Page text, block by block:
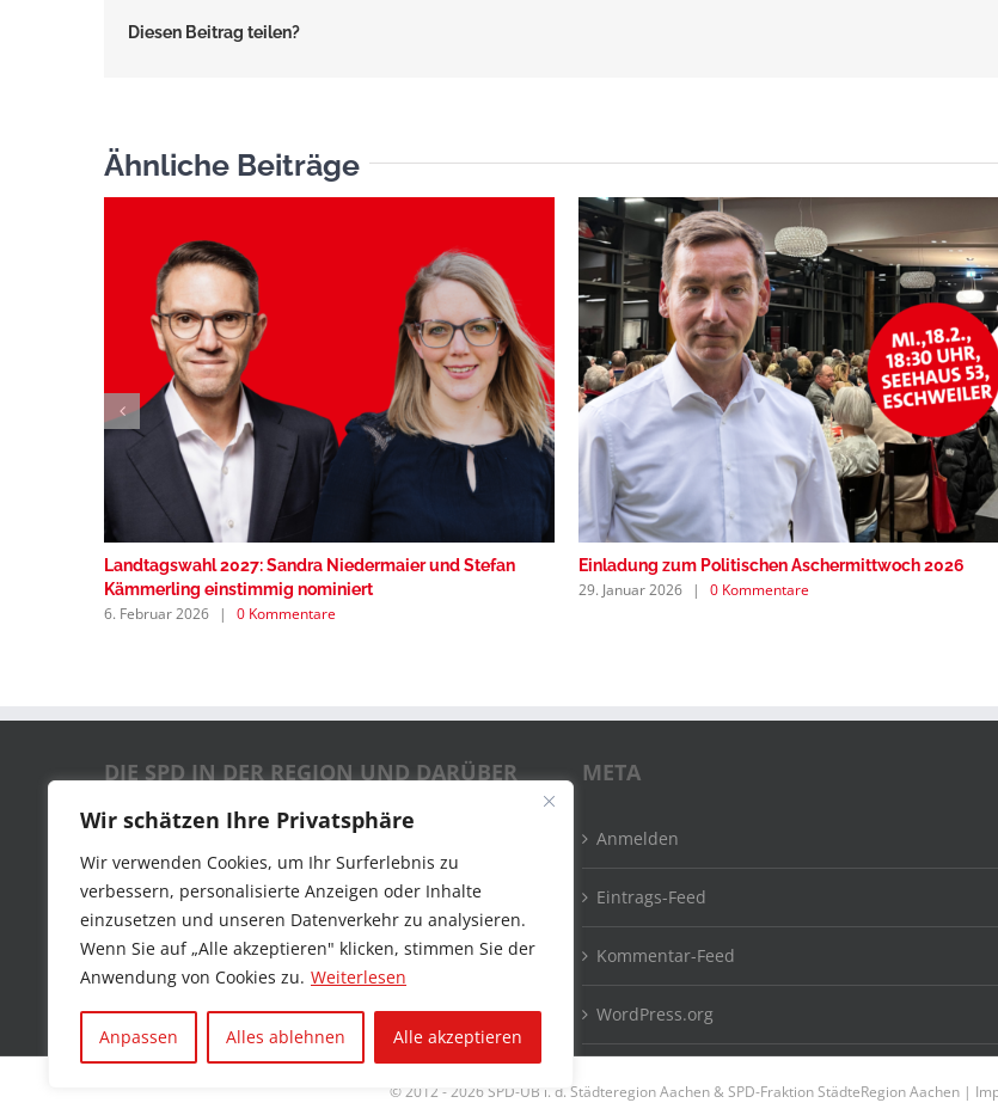
Wir schätzen Ihre Privatsphäre
Wir verwenden Cookies, um Ihr Surferlebnis zu
verbessern, personalisierte Anzeigen oder Inhalte
einzusetzen und unseren Datenverkehr zu analysieren.
Wenn Sie auf „Alle akzeptieren" klicken, stimmen Sie der
Anwendung von Cookies zu. Weiterlesen
Anpassen Alles ablehnen Alle akzeptieren
Diesen Beitrag teilen?
Ähnliche Beiträge
Landtagswahl 2027: Sandra Niedermaier und Stefan
Kämmerling einstimmig nominiert
6. Februar 2026 | 0 Kommentare
Einladung zum Politischen Aschermittwoch 2026
29. Januar 2026 | 0 Kommentare
DIE SPD IN DER REGION UND DARÜBER
HINAUS
SPD-Parteivorstand
SPD-Landesverband NRW
SPD-Region Mittelrhein
META
Anmelden
Eintrags-Feed
Kommentar-Feed
WordPress.org
© 2012 -2026 SPD-UB i. d. Städteregion Aachen & SPD-Fraktion StädteRegion Aachen |